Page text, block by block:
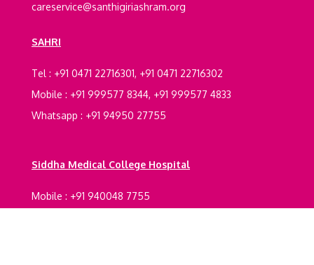
careservice@santhigiriashram.org
SAHRI
Tel : +91 0471 22716301, +91 0471 22716302
Mobile : +91 999577 8344, +91 999577 4833
Whatsapp : +91 94950 27755
Siddha Medical College Hospital
Mobile : +91 940048 7755